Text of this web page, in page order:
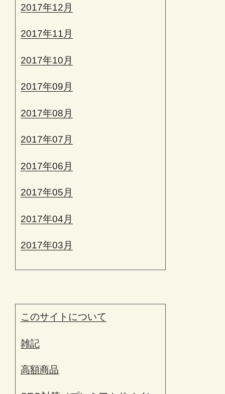
2017年12月
2017年11月
2017年10月
2017年09月
2017年08月
2017年07月
2017年06月
2017年05月
2017年04月
2017年03月
このサイトについて
雑記
高額商品